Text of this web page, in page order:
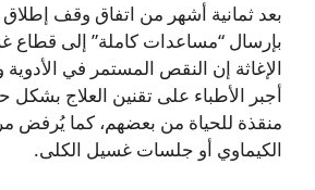
بعد ثمانية أشهر من اتفاق وقف إطلاق
بإرسال “مساعدات كاملة” إلى قطاع
الإغاثة إن النقص المستمر في
أجبر الأطباء على تقنين العلاج بشكل
منقذة للحياة من بعضهم، كما يُرفض
الكيماوي أو جلسات غسيل الكلى.